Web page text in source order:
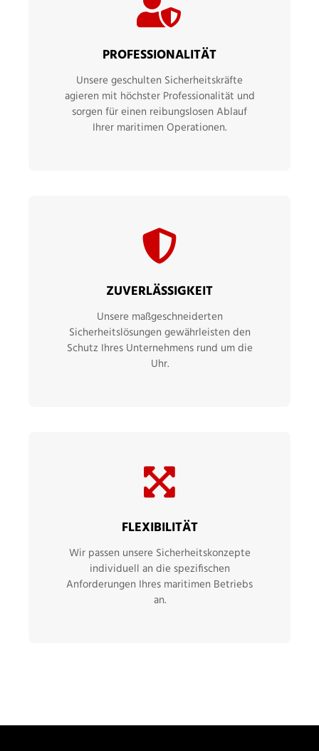
PROFESSIONALITÄT
Unsere geschulten Sicherheitskräfte
agieren mit höchster Professionalität und
sorgen für einen reibungslosen Ablauf
Ihrer maritimen Operationen.
ZUVERLÄSSIGKEIT
Unsere maßgeschneiderten
Sicherheitslösungen gewährleisten den
Schutz Ihres Unternehmens rund um die
Uhr.
FLEXIBILITÄT
Wir passen unsere Sicherheitskonzepte
individuell an die spezifischen
Anforderungen Ihres maritimen Betriebs
an.